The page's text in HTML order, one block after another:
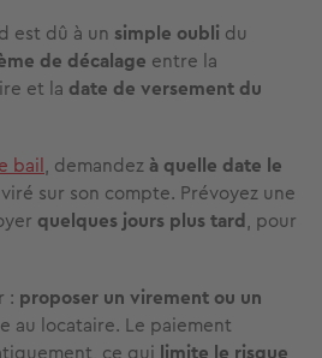
est dû à un simple oubli du
de décalage entre la
et la date de versement du
bail, demandez à quelle date le
sur son compte. Prévoyez une
quelques jours plus tard, pour
: proposer un virement ou un
au locataire. Le paiement
ce qui limite le risque